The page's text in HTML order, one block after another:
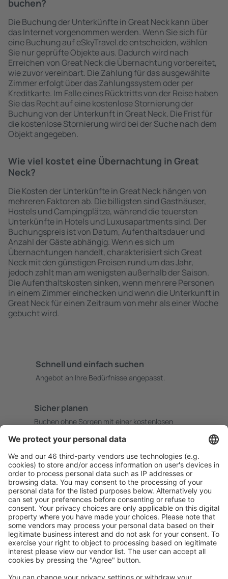
buchen?
Die Buchung der Unterkünfte in Great Neck kann über
das Internet vorgenommen werden. Wenn Sie sich für
eine Buchung auf eSkyTravel.de entscheiden, wählen
Sie nur geprüfte Objekte aus. Dadurch wird nach
Erreichen von Great Neck die Übernachtung vorbereitet,
wie zuvor vereinbart. Die Zahlung für das ausgewählte
Zimmer erfolgt über das Zahlungssystem oder per
Kreditkarte. Im Falle eines Rücktritts von der Reise haben
Sie das Recht auf eine kostenlose Stornierung der
Buchung von der Unterkunft in Great Neck. Die Frist für
die kostenlose Stornierung wird bei der Suche nach dem
Objekt angegeben.
Wie viel kostet eine Übernachtung in Great
Neck?
Die Kosten der Unterkünfte in Great Neck hängen von
mehreren Faktoren ab. Die billigsten sind Gasthäuser,
Hostels und Campingplätze, während die teuersten
Unterkünfte in Hotels und Luxusapartments sind. Der
Buchungspreis ist von Datum, Aufenthaltsdauer und
Anzahl der Gäste abhängig. Wenn es sich um
Übernachtungen handelt, charakterisiert sich Great
Neck mit den günstigen Preisen rund um das Jahr,
jedoch zahlt man am wenigsten außerhalb der Saison.
Die Aufenthaltskosten sinken, wenn mehrere Personen
in einem Zimmer einchecken und wenn die Unterkunft in
Great Neck für einen Zeitraum von mehr als einer Woche
gebucht wird.
Schnell und einfach suchen
Angebot an Ihre Bedürfnisse angepasst.
Sicher planen
Buchen ohne Sorgen mit einer kostenlosen
Mehr sparen
Attraktive Preise und Spezialangebote für eingeloggte
Benutzer.
Unterkünfte, die Sie mögen
Wählen Sie aus über 1,3 Millionen Unterkünften: Hotels,
Hütten, Apartments und andere.